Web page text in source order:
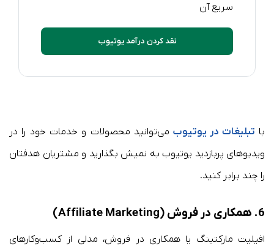
سریع آن
نقد کردن درآمد یوتیوب
با تبلیغات در یوتیوبمی‌توانید محصولات و خدمات خود را در
ویدیوهای پربازدید یوتیوب به نمیش بگذارید و مشتریان هدفتان
را چند برابر کنید.
6. همکاری در فروش (Affiliate Marketing)
افیلیت مارکتینگ یا همکاری در فروش، مدلی از کسب‌وکارهای